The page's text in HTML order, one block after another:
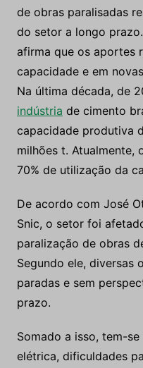
de obras paralisadas
do setor a longo
afirma que os aportes
capacidade e em
Na última década, de
indústria de cimento
capacidade produtiva
milhões t. Atualmente,
70% de utilização da
De acordo com José
Snic, o setor foi
paralização de obras
Segundo ele, diversas
paradas e sem
prazo.
Somado a isso, tem-
elétrica, dificuldades